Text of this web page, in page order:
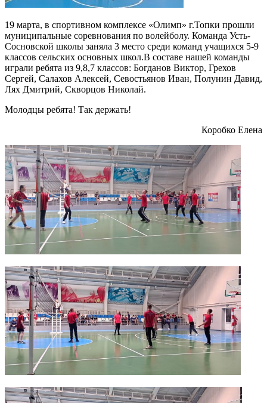
19 марта, в спортивном комплексе «Олимп» г.Топки прошли
муниципальные соревнования по волейболу. Команда Усть-
Сосновской школы заняла 3 место среди команд учащихся 5-9
классов сельских основных школ.В составе нашей команды
играли ребята из 9,8,7 классов: Богданов Виктор, Грехов
Сергей, Салахов Алексей, Севостьянов Иван, Полунин Давид,
Лях Дмитрий, Скворцов Николай.
Молодцы ребята! Так держать!
Коробко Елена